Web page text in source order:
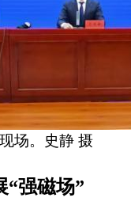
场。史静 摄
“强磁场”